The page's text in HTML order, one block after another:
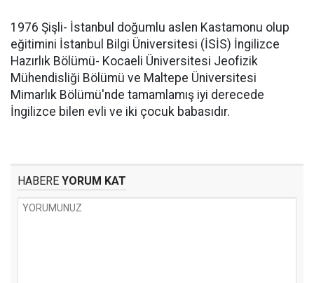
1976 Şişli- İstanbul doğumlu aslen Kastamonu olup
eğitimini İstanbul Bilgi Üniversitesi (İSİS) İngilizce
Hazırlık Bölümü- Kocaeli Üniversitesi Jeofizik
Mühendisliği Bölümü ve Maltepe Üniversitesi
Mimarlık Bölümü'nde tamamlamış iyi derecede
İngilizce bilen evli ve iki çocuk babasıdır.
HABERE YORUM KAT